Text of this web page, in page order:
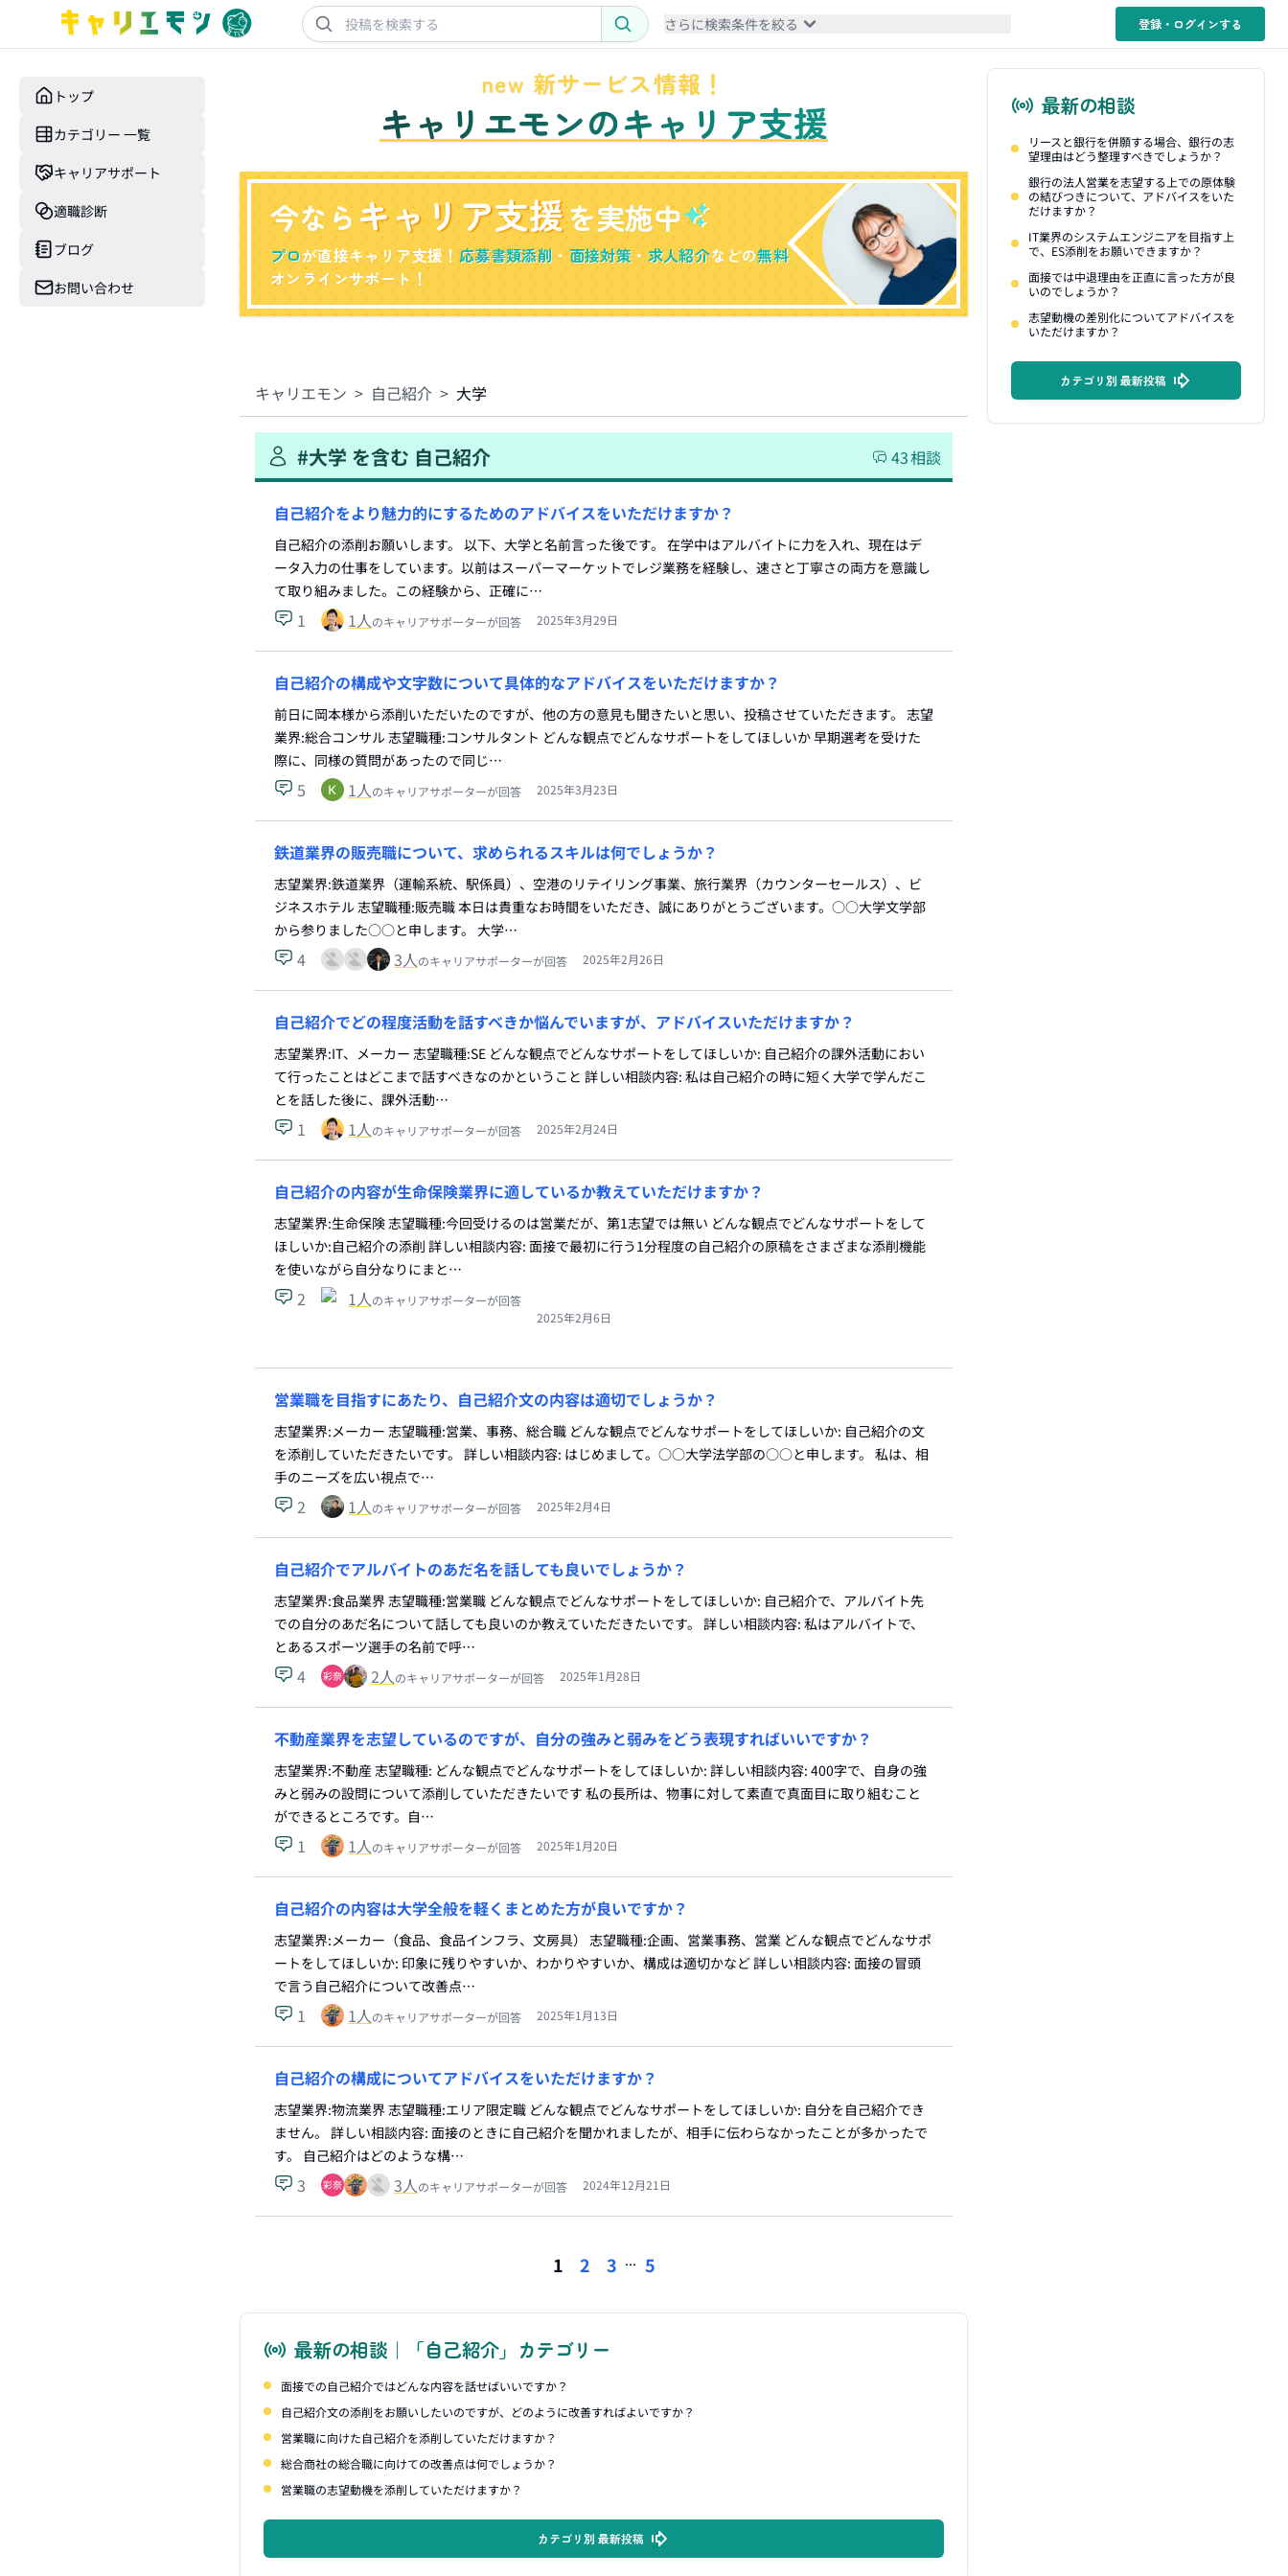
さらに検索条件を絞る 登録・ログインする
トップ
カテゴリー 一覧
キャリアサポート
適職診断
ブログ
お問い合わせ
new 新サービス情報！
キャリエモンのキャリア支援
今ならキャリア支援を実施中
プロが直接キャリア支援！応募書類添削 ・面接対策 ・求人紹介などの無料
オンラインサポート！
キャリエモン > 自己紹介 > 大学
#大学 を含む 自己紹介 43相談
自己紹介をより魅力的にするためのアドバイスをいただけますか？
自己紹介の添削お願いします。 以下、大学と名前言った後です。 在学中はアルバイトに力を入れ、現在はデ
ータ入力の仕事をしています。以前はスーパーマーケットでレジ業務を経験し、速さと丁寧さの両方を意識し
て取り組みました。この経験から、正確に…
1 1人のキャリアサポーターが回答 2025年3月29日
自己紹介の構成や文字数について具体的なアドバイスをいただけますか？
前日に岡本様から添削いただいたのですが、他の方の意見も聞きたいと思い、投稿させていただきます。 志望
業界:総合コンサル 志望職種:コンサルタント どんな観点でどんなサポートをしてほしいか 早期選考を受けた
際に、同様の質問があったので同じ…
5 1人のキャリアサポーターが回答 2025年3月23日
鉄道業界の販売職について、求められるスキルは何でしょうか？
志望業界:鉄道業界（運輸系統、駅係員）、空港のリテイリング事業、旅行業界（カウンターセールス）、ビ
ジネスホテル 志望職種:販売職 本日は貴重なお時間をいただき、誠にありがとうございます。○○大学文学部
から参りました○○と申します。 大学…
4 3人のキャリアサポーターが回答 2025年2月26日
自己紹介でどの程度活動を話すべきか悩んでいますが、アドバイスいただけますか？
志望業界:IT、メーカー 志望職種:SE どんな観点でどんなサポートをしてほしいか: 自己紹介の課外活動におい
て行ったことはどこまで話すべきなのかということ 詳しい相談内容: 私は自己紹介の時に短く大学で学んだこ
とを話した後に、課外活動…
1 1人のキャリアサポーターが回答 2025年2月24日
自己紹介の内容が生命保険業界に適しているか教えていただけますか？
志望業界:生命保険 志望職種:今回受けるのは営業だが、第1志望では無い どんな観点でどんなサポートをして
ほしいか:自己紹介の添削 詳しい相談内容: 面接で最初に行う1分程度の自己紹介の原稿をさまざまな添削機能
を使いながら自分なりにまと…
2 1人のキャリアサポーターが回答
2025年2月6日
営業職を目指すにあたり、自己紹介文の内容は適切でしょうか？
志望業界:メーカー 志望職種:営業、事務、総合職 どんな観点でどんなサポートをしてほしいか: 自己紹介の文
を添削していただきたいです。 詳しい相談内容: はじめまして。○○大学法学部の○○と申します。 私は、相
手のニーズを広い視点で…
2 1人のキャリアサポーターが回答 2025年2月4日
自己紹介でアルバイトのあだ名を話しても良いでしょうか？
志望業界:食品業界 志望職種:営業職 どんな観点でどんなサポートをしてほしいか: 自己紹介で、アルバイト先
での自分のあだ名について話しても良いのか教えていただきたいです。 詳しい相談内容: 私はアルバイトで、
とあるスポーツ選手の名前で呼…
4 2人のキャリアサポーターが回答 2025年1月28日
不動産業界を志望しているのですが、自分の強みと弱みをどう表現すればいいですか？
志望業界:不動産 志望職種: どんな観点でどんなサポートをしてほしいか: 詳しい相談内容: 400字で、自身の強
みと弱みの設問について添削していただきたいです 私の長所は、物事に対して素直で真面目に取り組むこと
ができるところです。自…
1 1人のキャリアサポーターが回答 2025年1月20日
自己紹介の内容は大学全般を軽くまとめた方が良いですか？
志望業界:メーカー（食品、食品インフラ、文房具） 志望職種:企画、営業事務、営業 どんな観点でどんなサポ
ートをしてほしいか: 印象に残りやすいか、わかりやすいか、構成は適切かなど 詳しい相談内容: 面接の冒頭
で言う自己紹介について改善点…
1 1人のキャリアサポーターが回答 2025年1月13日
自己紹介の構成についてアドバイスをいただけますか？
志望業界:物流業界 志望職種:エリア限定職 どんな観点でどんなサポートをしてほしいか: 自分を自己紹介でき
ません。 詳しい相談内容: 面接のときに自己紹介を聞かれましたが、相手に伝わらなかったことが多かったで
す。 自己紹介はどのような構…
3 3人のキャリアサポーターが回答 2024年12月21日
1 2 3 ... 5
最新の相談｜「自己紹介」カテゴリー
面接での自己紹介ではどんな内容を話せばいいですか？
自己紹介文の添削をお願いしたいのですが、どのように改善すればよいですか？
営業職に向けた自己紹介を添削していただけますか？
総合商社の総合職に向けての改善点は何でしょうか？
営業職の志望動機を添削していただけますか？
カテゴリ別 最新投稿
最新の相談
リースと銀行を併願する場合、銀行の志
望理由はどう整理すべきでしょうか？
銀行の法人営業を志望する上での原体験
の結びつきについて、アドバイスをいた
だけますか？
IT業界のシステムエンジニアを目指す上
で、ES添削をお願いできますか？
面接では中退理由を正直に言った方が良
いのでしょうか？
志望動機の差別化についてアドバイスを
いただけますか？
カテゴリ別 最新投稿